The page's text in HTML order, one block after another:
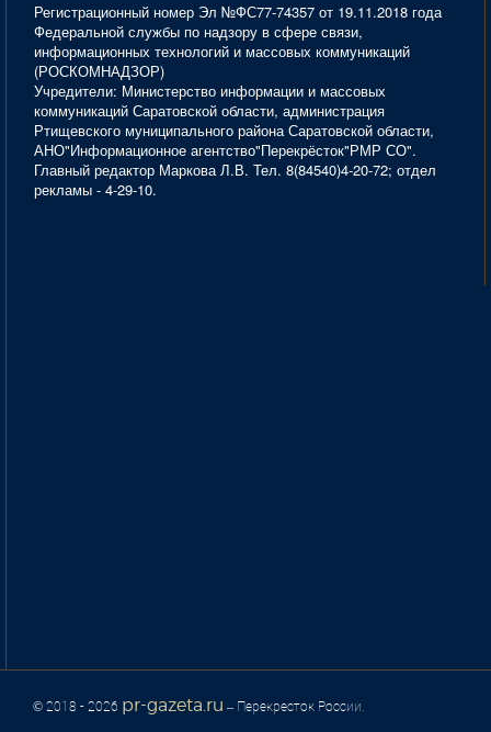
Регистрационный номер Эл №ФС77-74357 от 19.11.2018 года
Федеральной службы по надзору в сфере связи,
информационных технологий и массовых коммуникаций
(РОСКОМНАДЗОР)
Учредители: Министерство информации и массовых
коммуникаций Саратовской области, администрация
Ртищевского муниципального района Саратовской области,
АНО"Информационное агентство"Перекрёсток"РМР СО".
Главный редактор Маркова Л.В. Тел. 8(84540)4-20-72; отдел
рекламы - 4-29-10.
© 2018 - 2026 pr-gazeta.ru – Перекресток России.